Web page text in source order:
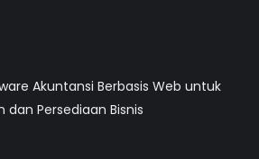
Akuntansi Berbasis Web untuk
dan Persediaan Bisnis